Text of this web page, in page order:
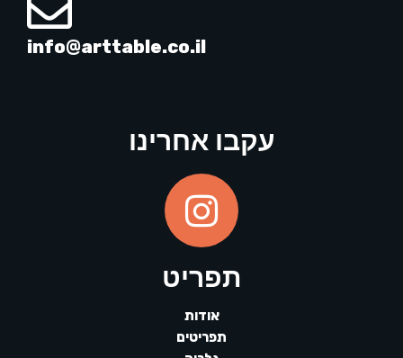
info@arttable.co.il
עקבו אחרינו
תפריט
אודות
תפריטים